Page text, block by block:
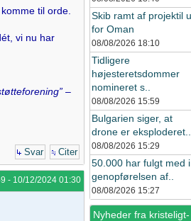
til orde.
vi nu har
–
Svar Citer
- 10/12/2024 01:30
Skib ramt af projektil
for Oman
08/08/2026 18:10
Tidligere
højesteretsdommer
nomineret s..
08/08/2026 15:59
Bulgarien siger, at
drone er eksploderet..
08/08/2026 15:29
50.000 har fulgt med i
genopførelsen af..
08/08/2026 15:27
Nyheder fra kristeligt-